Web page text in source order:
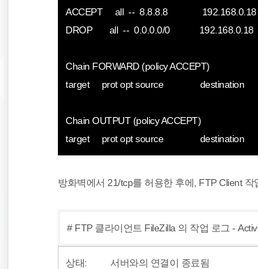
ACCEPT all -- 8.8.8.8
DROP all -- 0.0.0.0/0
Chain FORWARD (policy ACCEPT)
target prot opt source
Chain OUTPUT (policy ACCEPT)
target prot opt source destination
방화벽에서 21/tcp를 허용한 후에, FTP Client
# FTP 클라이언트 FileZilla 의 작업 로그 -
상태:
서버와의 연결이 종료됨